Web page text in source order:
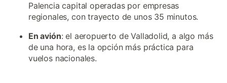
Palencia capital operadas por empresas
regionales, con trayecto de unos 35 minutos.
En avión: el aeropuerto de Valladolid, a algo más
de una hora, es la opción más práctica para
vuelos nacionales.